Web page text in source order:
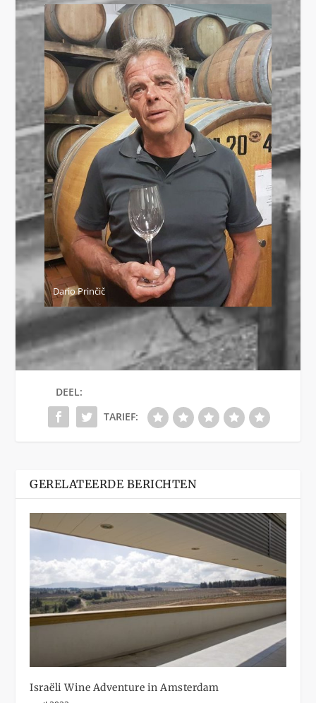
Dario Prinčič
DEEL:
TARIEF:
GERELATEERDE BERICHTEN
Israëli Wine Adventure in Amsterdam